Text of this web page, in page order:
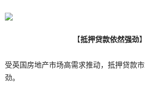
【抵押贷款依然强劲】
受英国房地产市场高需求推动，抵押贷款
劲。